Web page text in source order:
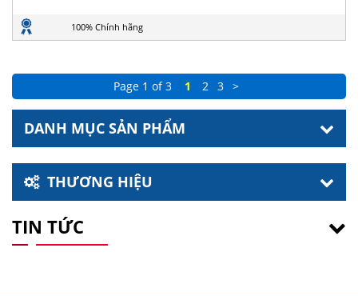
100% Chính hãng
Page 1 of 3 1 2 3 >
DANH MỤC SẢN PHẨM
THƯƠNG HIỆU
TIN TỨC